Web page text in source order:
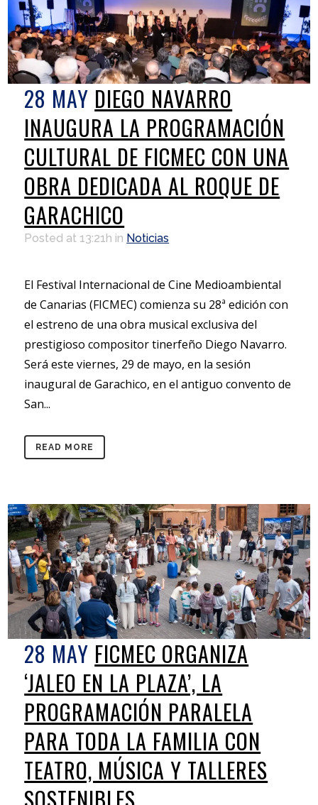
28 MAY DIEGO NAVARRO
INAUGURA LA PROGRAMACIÓN
CULTURAL DE FICMEC CON UNA
OBRA DEDICADA AL ROQUE DE
GARACHICO
Posted at 13:21h in Noticias
El Festival Internacional de Cine Medioambiental
de Canarias (FICMEC) comienza su 28ª edición con
el estreno de una obra musical exclusiva del
prestigioso compositor tinerfeño Diego Navarro.
Será este viernes, 29 de mayo, en la sesión
inaugural de Garachico, en el antiguo convento de
San...
READ MORE
28 MAY FICMEC ORGANIZA
‘JALEO EN LA PLAZA’, LA
PROGRAMACIÓN PARALELA
PARA TODA LA FAMILIA CON
TEATRO, MÚSICA Y TALLERES